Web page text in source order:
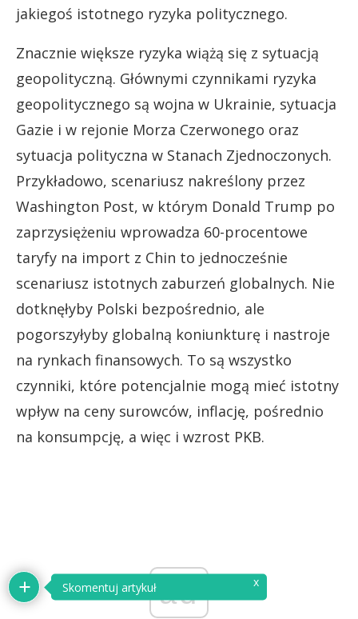
jakiegoś istotnego ryzyka politycznego.
Znacznie większe ryzyka wiążą się z sytuacją
geopolityczną. Głównymi czynnikami ryzyka
geopolitycznego są wojna w Ukrainie, sytuacja
Gazie i w rejonie Morza Czerwonego oraz
sytuacja polityczna w Stanach Zjednoczonych.
Przykładowo, scenariusz nakreślony przez
Washington Post, w którym Donald Trump po
zaprzysiężeniu wprowadza 60-procentowe
taryfy na import z Chin to jednocześnie
scenariusz istotnych zaburzeń globalnych. Nie
dotknęłyby Polski bezpośrednio, ale
pogorszyłyby globalną koniunkturę i nastroje
na rynkach finansowych. To są wszystko
czynniki, które potencjalnie mogą mieć istotny
wpływ na ceny surowców, inflację, pośrednio
na konsumpcję, a więc i wzrost PKB.
ad
Skomentuj artykuł x